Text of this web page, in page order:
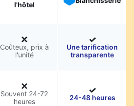
l'hôtel
Coûteux, prix à
l'unité
Une tarification
transparente
Souvent 24-72
heures
24-48 heures